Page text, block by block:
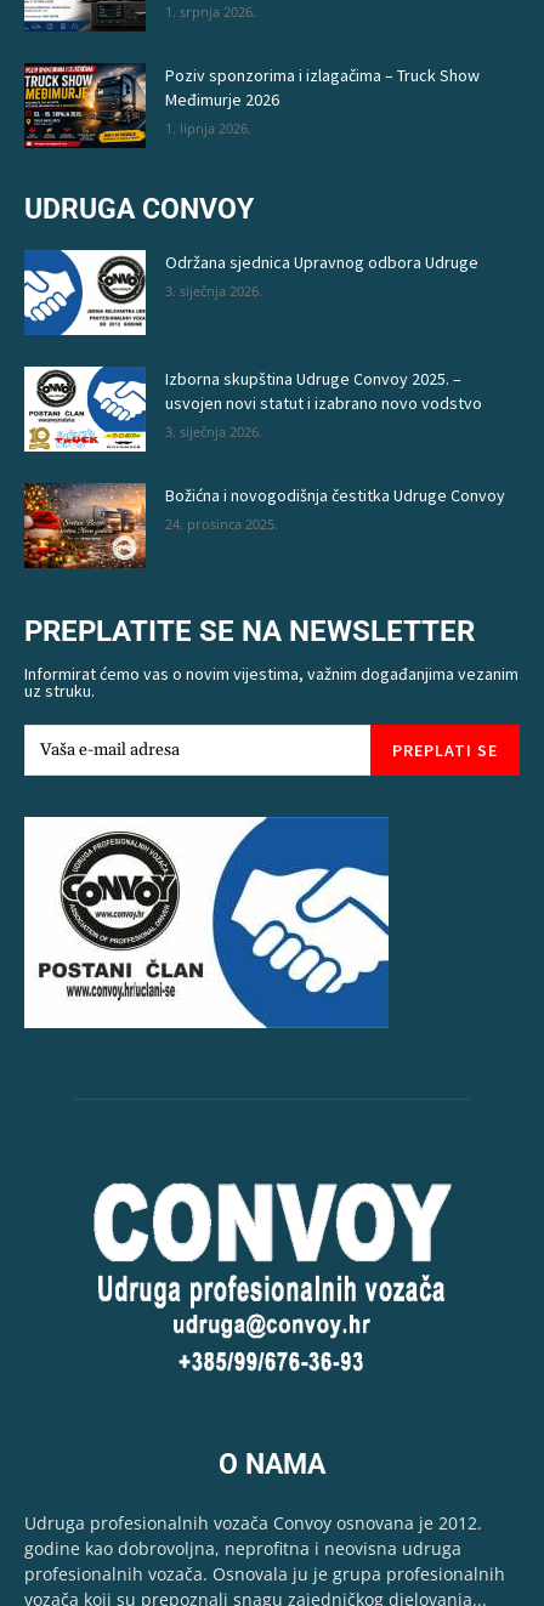
1. srpnja 2026.
Poziv sponzorima i izlagačima – Truck Show
Međimurje 2026
1. lipnja 2026.
UDRUGA CONVOY
Održana sjednica Upravnog odbora Udruge
3. siječnja 2026.
Izborna skupština Udruge Convoy 2025. –
usvojen novi statut i izabrano novo vodstvo
3. siječnja 2026.
Božićna i novogodišnja čestitka Udruge Convoy
24. prosinca 2025.
PREPLATITE SE NA NEWSLETTER
Informirat ćemo vas o novim vijestima, važnim događanjima vezanim
uz struku.
PREPLATI SE
O NAMA
Udruga profesionalnih vozača Convoy osnovana je 2012.
godine kao dobrovoljna, neprofitna i neovisna udruga
profesionalnih vozača. Osnovala ju je grupa profesionalnih
vozača koji su prepoznali snagu zajedničkog djelovanja...